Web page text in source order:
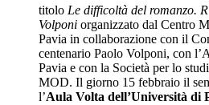
titolo Le difficoltà del romanzo.
Volponi organizzato dal Centro
Pavia in collaborazione con il
centenario Paolo Volponi, con
Pavia e con la Società per lo
MOD. Il giorno 15 febbraio il
l’Aula Volta dell’Università di